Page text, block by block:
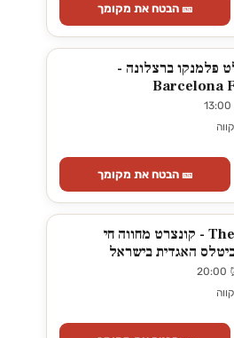
🎫 הבטח את מקומך
פלמנקו ברצלונה -
Barcelona
🎫 הבטח את מקומך
The Beatles legend - קונצרט מחווה חי
האגדית בישראל